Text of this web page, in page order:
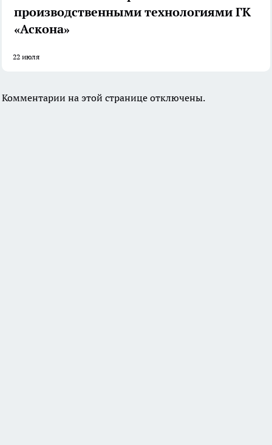
производственными технологиями ГК
«Аскона»
22 июля
Комментарии на этой странице отключены.